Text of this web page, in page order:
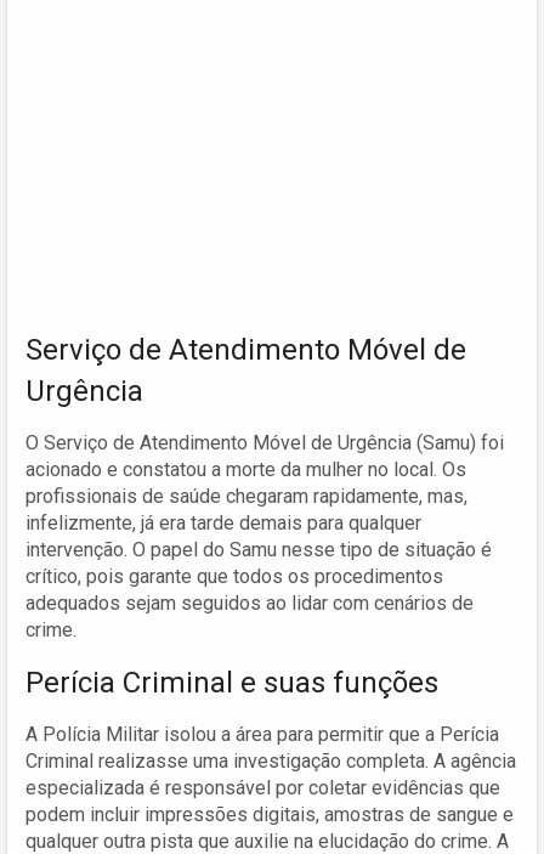
Serviço de Atendimento Móvel de
Urgência
O Serviço de Atendimento Móvel de Urgência (Samu) foi
acionado e constatou a morte da mulher no local. Os
profissionais de saúde chegaram rapidamente, mas,
infelizmente, já era tarde demais para qualquer
intervenção. O papel do Samu nesse tipo de situação é
crítico, pois garante que todos os procedimentos
adequados sejam seguidos ao lidar com cenários de
crime.
Perícia Criminal e suas funções
A Polícia Militar isolou a área para permitir que a Perícia
Criminal realizasse uma investigação completa. A agência
especializada é responsável por coletar evidências que
podem incluir impressões digitais, amostras de sangue e
qualquer outra pista que auxilie na elucidação do crime. A